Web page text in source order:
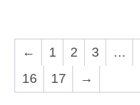
← 1 2 3 …
16
17 →